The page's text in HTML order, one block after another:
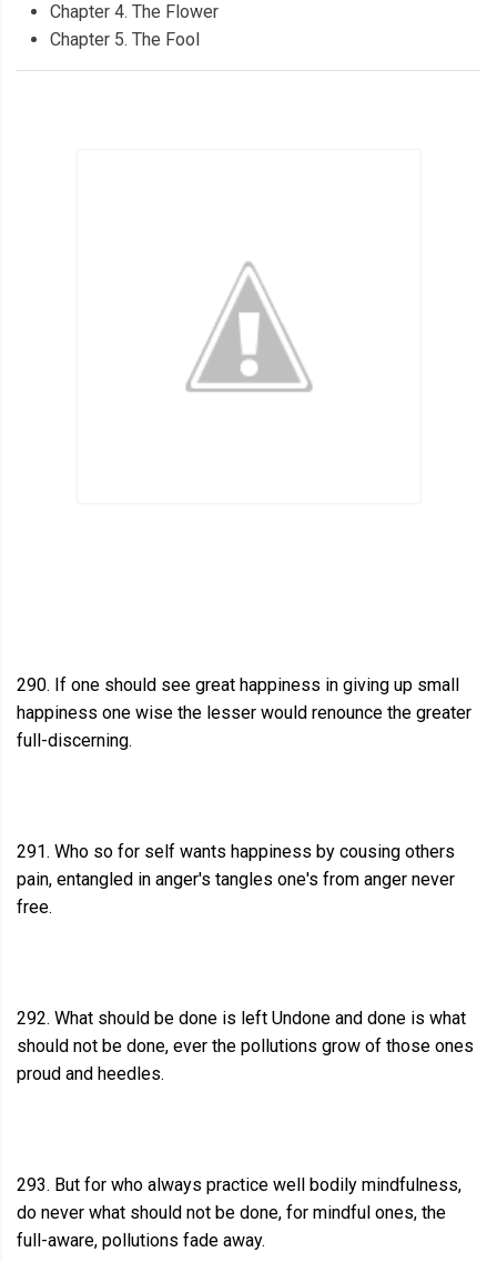
Chapter 4. The Flower
Chapter 5. The Fool
290. If one should see great happiness in giving up small
happiness one wise the lesser would renounce the greater
full-discerning.
291. Who so for self wants happiness by cousing others
pain, entangled in anger's tangles one's from anger never
free.
292. What should be done is left Undone and done is what
should not be done, ever the pollutions grow of those ones
proud and heedles.
293. But for who always practice well bodily mindfulness,
do never what should not be done, for mindful ones, the
full-aware, pollutions fade away.